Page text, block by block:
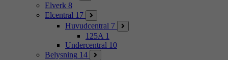
Elverk 8
Elcentral 17
Huvudcentral 7
125A 1
Undercentral 10
Belysning 14